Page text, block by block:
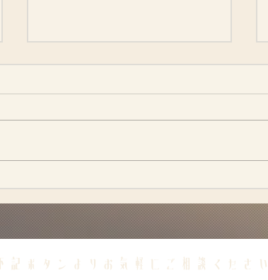
​下記ボタンよりお気軽にご相談ください